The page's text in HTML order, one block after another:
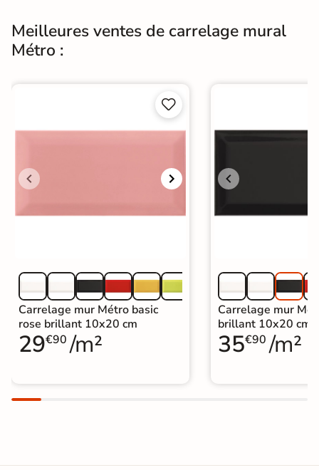
Meilleures ventes de carrelage mural
Métro :


Carrelage mur Métro basic
rose brillant 10x20 cm
29€90 /m²
Carrelage mur
brillant 10x20 cm
35€90 /m²